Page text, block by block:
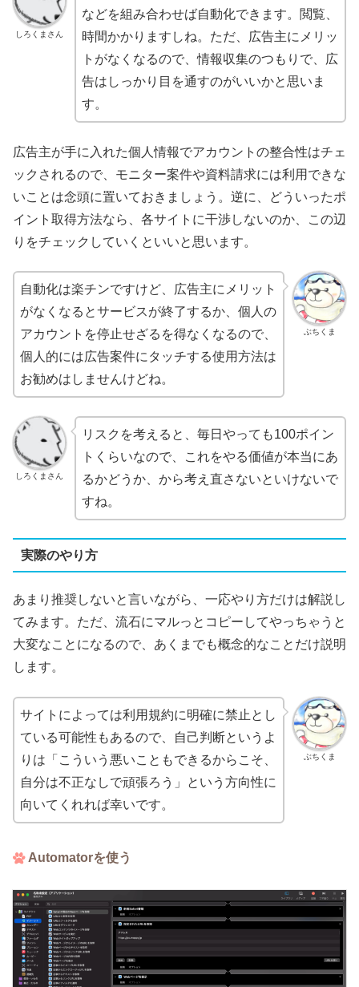
しろくまさん
などを組み合わせば自動化できます。閲覧、
時間かかりますしね。ただ、広告主にメリッ
トがなくなるので、情報収集のつもりで、広
告はしっかり目を通すのがいいかと思いま
す。
広告主が手に入れた個人情報でアカウントの整合性はチェ
ックされるので、モニター案件や資料請求には利用できな
いことは念頭に置いておきましょう。逆に、どういったポ
イント取得方法なら、各サイトに干渉しないのか、この辺
りをチェックしていくといいと思います。
ぶちくま
自動化は楽チンですけど、広告主にメリット
がなくなるとサービスが終了するか、個人の
アカウントを停止せざるを得なくなるので、
個人的には広告案件にタッチする使用方法は
お勧めはしませんけどね。
しろくまさん
リスクを考えると、毎日やっても100ポイン
トくらいなので、これをやる価値が本当にあ
るかどうか、から考え直さないといけないで
すね。
実際のやり方
あまり推奨しないと言いながら、一応やり方だけは解説し
てみます。ただ、流石にマルっとコピーしてやっちゃうと
大変なことになるので、あくまでも概念的なことだけ説明
します。
ぶちくま
サイトによっては利用規約に明確に禁止とし
ている可能性もあるので、自己判断というよ
りは「こういう悪いこともできるからこそ、
自分は不正なしで頑張ろう」という方向性に
向いてくれれば幸いです。
Automatorを使う